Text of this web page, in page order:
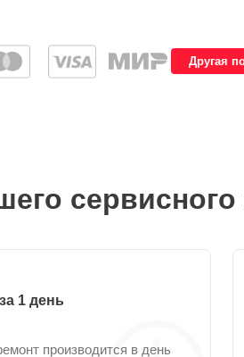
Другая
сервисного
1 день
производится в день